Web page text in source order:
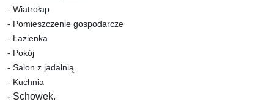
- Wiatrołap
- Pomieszczenie gospodarcze
- Łazienka
- Pokój
- Salon z jadalnią
- Kuchnia
- Schowek.